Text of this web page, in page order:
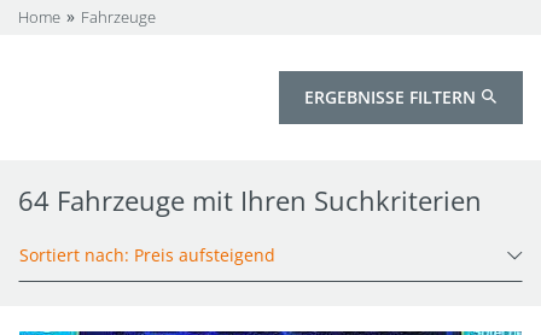
Home Fahrzeuge
ERGEBNISSE FILTERN
64 Fahrzeuge mit Ihren Suchkriterien
Sortiert nach: Preis aufsteigend